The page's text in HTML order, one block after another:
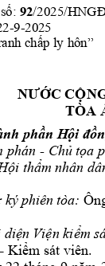
số: 92/2025/
9-2025
chấp ly hôn”
NƯỚC
TÒA
phần Hội
phán - Chủ tọa
thẩm nhân
ký phiên tòa: Ôn
Viện kiểm
- Kiểm sát viên.